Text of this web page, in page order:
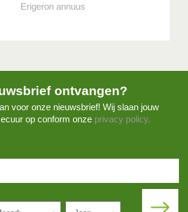
Erigeron annuus
ontvangen?
voor onze nieuwsbrief! Wij slaan jouw
op conform onze privacy policy.